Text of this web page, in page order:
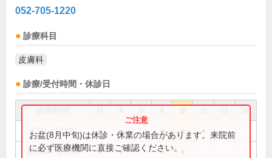
052-705-1220
診療科目
皮膚科
診療/受付時間・休診日
祝
9:30～13:00 ● ● ● ●
15:30～18:30 ● ● ●
お盆(8月中旬)は休診・休業の場合があります。来院前
に必ず医療機関に直接ご確認ください。